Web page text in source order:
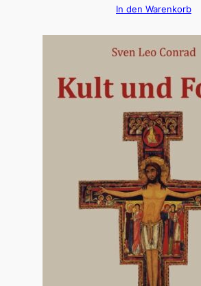
In den Warenkorb